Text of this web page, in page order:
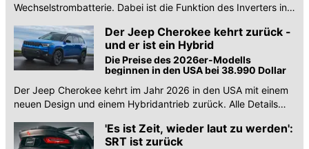
Wechselstrombatterie. Dabei ist die Funktion des Inverters in
Der Jeep Cherokee kehrt zurück -
und er ist ein Hybrid
Die Preise des 2026er-Modells
beginnen in den USA bei 38.990 Dollar
Der Jeep Cherokee kehrt im Jahr 2026 in den USA mit einem
neuen Design und einem Hybridantrieb zurück. Alle Details
'Es ist Zeit, wieder laut zu werden':
SRT ist zurück